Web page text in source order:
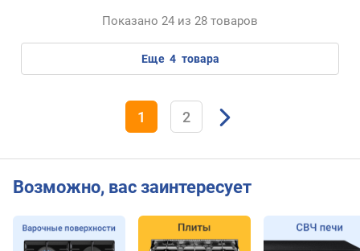
Показано 24 из 28 товаров
еще 4 товара
1 2
Возможно, вас заинтересует